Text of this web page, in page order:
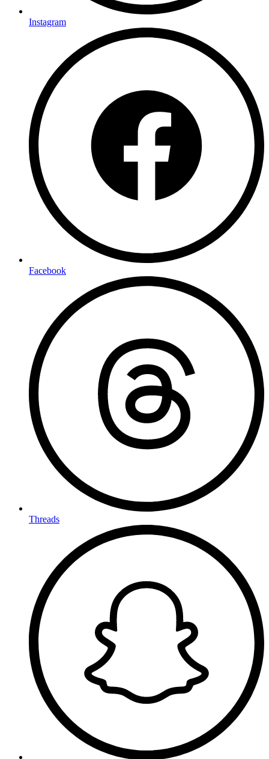
Instagram
Facebook
Threads